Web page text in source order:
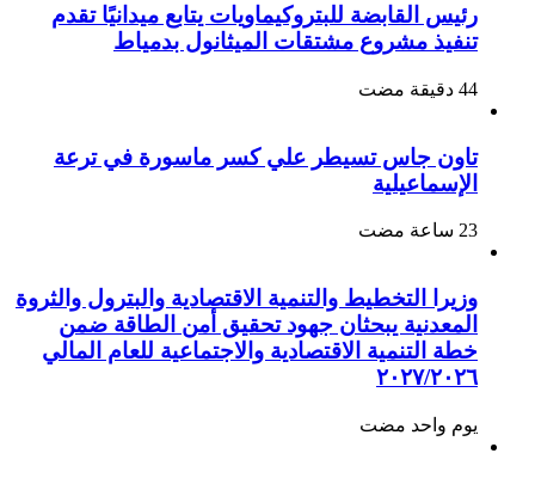
رئيس القابضة للبتروكيماويات يتابع ميدانيًا تقدم
تنفيذ مشروع مشتقات الميثانول بدمياط
تاون جاس تسيطر علي كسر ماسورة في ترعة
الإسماعيلية
وزيرا التخطيط والتنمية الاقتصادية والبترول والثروة
المعدنية يبحثان جهود تحقيق أمن الطاقة ضمن
خطة التنمية الاقتصادية والاجتماعية للعام المالي
٢٠٢٧/٢٠٢٦
‏يوم واحد مضت